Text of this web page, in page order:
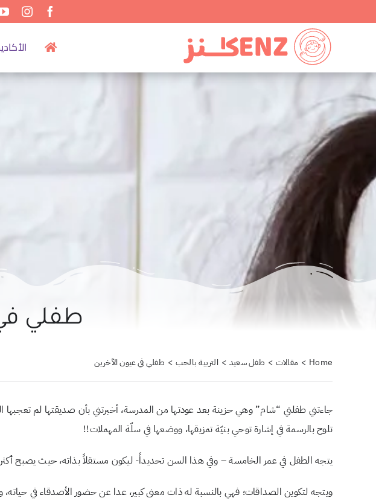
طفلي
Home مقالات طفل سعيد التربية بالحب طفلي في عيون الآخرين
جاءتني طفلتي “شام” وهي حزينة بعد عودتها من المدرسة، أخبرتني بأن صديقتها لم تعجبها
تلوح بالرسمة في إشارة توحي بنيّة تمزيقها، ووضعها في سلّة المهملات!!
يتجه الطفل في عمر الخامسة – وفي هذا السن تحديداً- ليكون مستقلاً بذاته، حيث يصبح أكثر
ويتجه لتكوين الصداقات؛ فهي بالنسبة له ذات معنى كبير، عدا عن حضور الأصدقاء في